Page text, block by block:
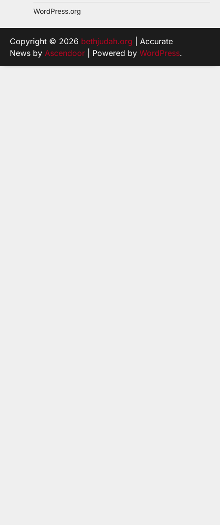
WordPress.org
Copyright © 2026 bethjudah.org | Accurate
News by Ascendoor | Powered by WordPress.